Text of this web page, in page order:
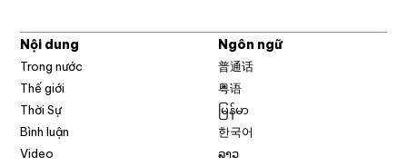
Nội dung
Trong nước
Thế giới
Thời Sự
Bình luận
Video
Ngôn ngữ
普通话
粤语
မြန်မာ
한국어
ລາວ